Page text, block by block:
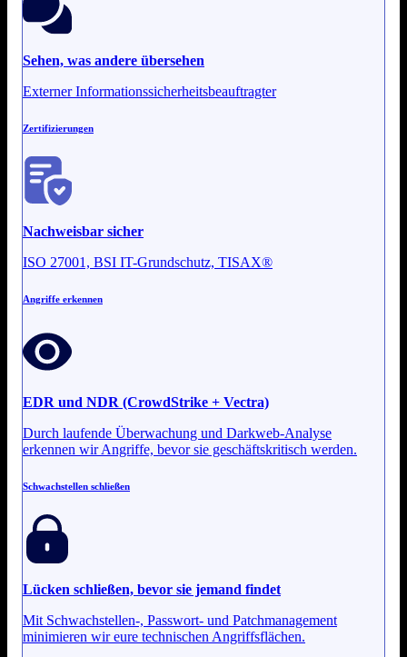
Sehen, was andere übersehen
Externer Informationssicherheitsbeauftragter
Zertifizierungen
Nachweisbar sicher
ISO 27001, BSI IT-Grundschutz, TISAX®
Angriffe erkennen
EDR und NDR (CrowdStrike + Vectra)
Durch laufende Überwachung und Darkweb-Analyse
erkennen wir Angriffe, bevor sie geschäftskritisch werden.
Schwachstellen schließen
Lücken schließen, bevor sie jemand findet
Mit Schwachstellen-, Passwort- und Patchmanagement
minimieren wir eure technischen Angriffsflächen.